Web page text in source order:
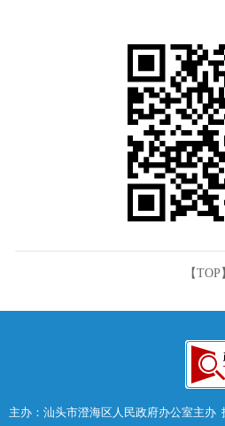
【TOP
主办：汕头市澄海区人民政府办公室主办